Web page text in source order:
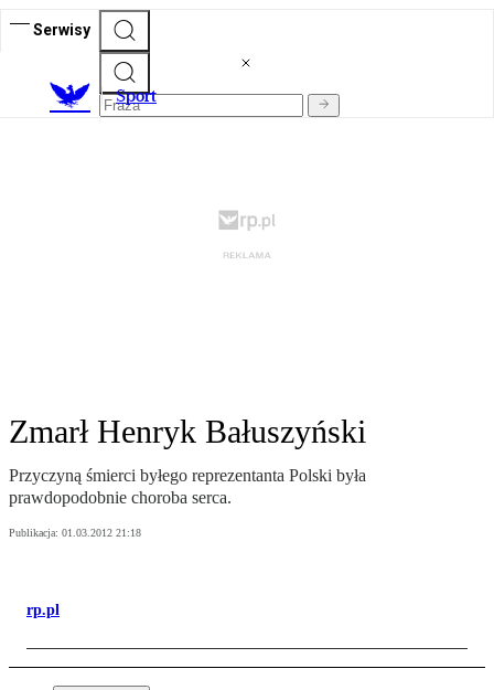
Serwisy
Sport
Zmarł Henryk Bałuszyński
Przyczyną śmierci byłego reprezentanta Polski była
prawdopodobnie choroba serca.
Publikacja: 01.03.2012 21:18
rp.pl